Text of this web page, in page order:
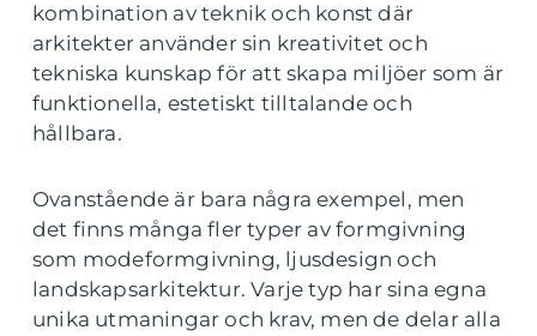
kombination av teknik och konst där
arkitekter använder sin kreativitet och
tekniska kunskap för att skapa miljöer som är
funktionella, estetiskt tilltalande och
hållbara.
Ovanstående är bara några exempel, men
det finns många fler typer av formgivning
som modeformgivning, ljusdesign och
landskapsarkitektur. Varje typ har sina egna
unika utmaningar och krav, men de delar alla